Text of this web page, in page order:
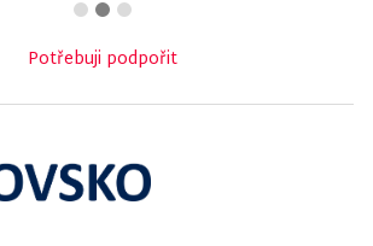
Potřebuji podpořit